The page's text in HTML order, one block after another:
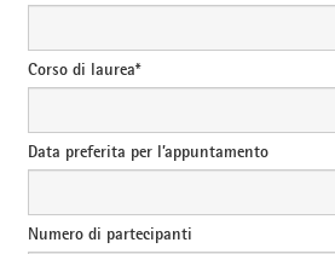
Corso di laurea*
Data preferita per l’appuntamento
Numero di partecipanti